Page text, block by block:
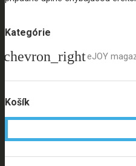
Kategórie
eJOY
Košík